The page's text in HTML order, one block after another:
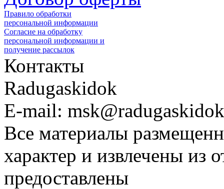
Правило обработки
персональной информации
Согласие на обработку
персональной информации и
получение рассылок
Контакты
Radugaskidok
E-mail:
Все материалы
характер и извлечены из
предоставлены